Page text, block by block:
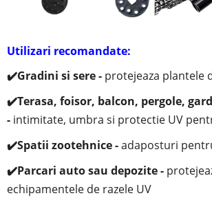
Utilizari recomandate:
✔️Gradini si sere - protejeaza plantele
✔️Terasa, foisor, balcon, pergole,
- intimitate, umbra si protectie UV
✔️Spatii zootehnice -adaposturi
✔️Parcari auto sau depozite -
echipamentele de razele UV